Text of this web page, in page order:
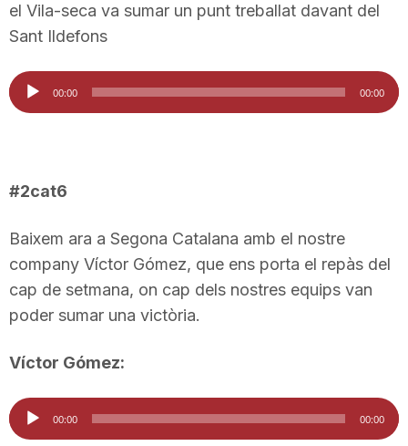
a
g
a
el Vila-seca va sumar un punt treballat davant del
Sant Ildefons
Reproductor
d'àudio
00:00 00:00
#2cat6
Baixem ara a Segona Catalana amb el nostre
company Víctor Gómez, que ens porta el repàs del
cap de setmana, on cap dels nostres equips van
poder sumar una victòria.
Víctor Gómez:
Reproductor
d'àudio
00:00 00:00